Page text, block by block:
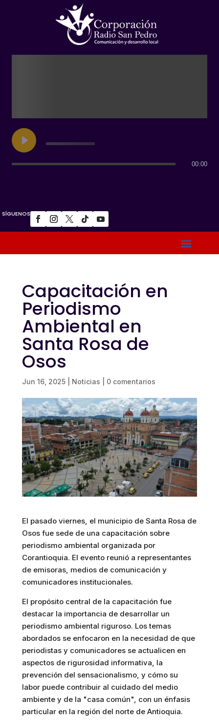
00:00
SÍGUENOS
Capacitación en
Periodismo
Ambiental en
Santa Rosa de
Osos
Jun 16, 2025| Noticias 0 comentarios
El pasado viernes, el municipio de Santa Rosa de
Osos fue sede de una capacitación sobre
periodismo ambiental organizada por
Corantioquia. El evento reunió a representantes
de emisoras, medios de comunicación y
comunicadores institucionales.
El propósito central de la capacitación fue
destacar la importancia de desarrollar un
periodismo ambiental riguroso. Los temas
abordados se enfocaron en la necesidad de que
periodistas y comunicadores se actualicen en
aspectos de rigurosidad informativa, la
prevención del sensacionalismo, y cómo su
labor puede contribuir al cuidado del medio
ambiente y de la "casa común", con un énfasis
particular en la región del norte de Antioquia.